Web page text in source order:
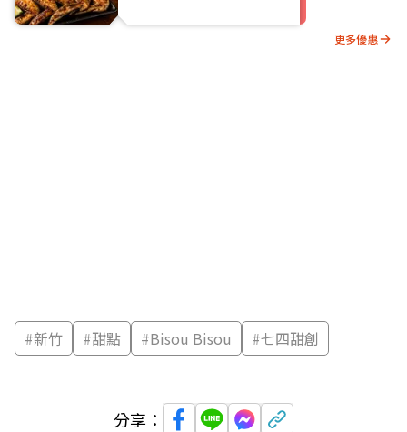
更多優惠
#新竹 #甜點 #Bisou Bisou #七四甜創
分享：